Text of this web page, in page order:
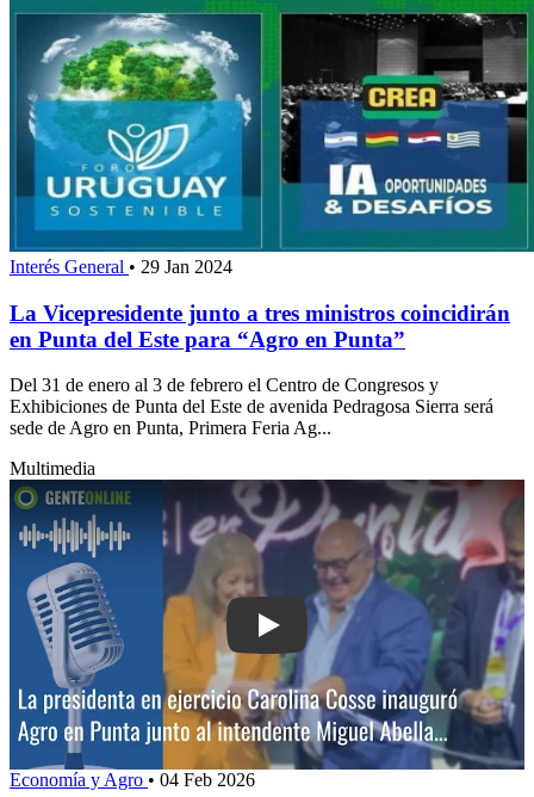
Interés General • 29 Jan 2024
La Vicepresidente junto a tres ministros coincidirán
en Punta del Este para “Agro en Punta”
Del 31 de enero al 3 de febrero el Centro de Congresos y
Exhibiciones de Punta del Este de avenida Pedragosa Sierra será
sede de Agro en Punta, Primera Feria Ag...
Multimedia
Play: La presidenta en ejercicio
Economía y Agro • 04 Feb 2026